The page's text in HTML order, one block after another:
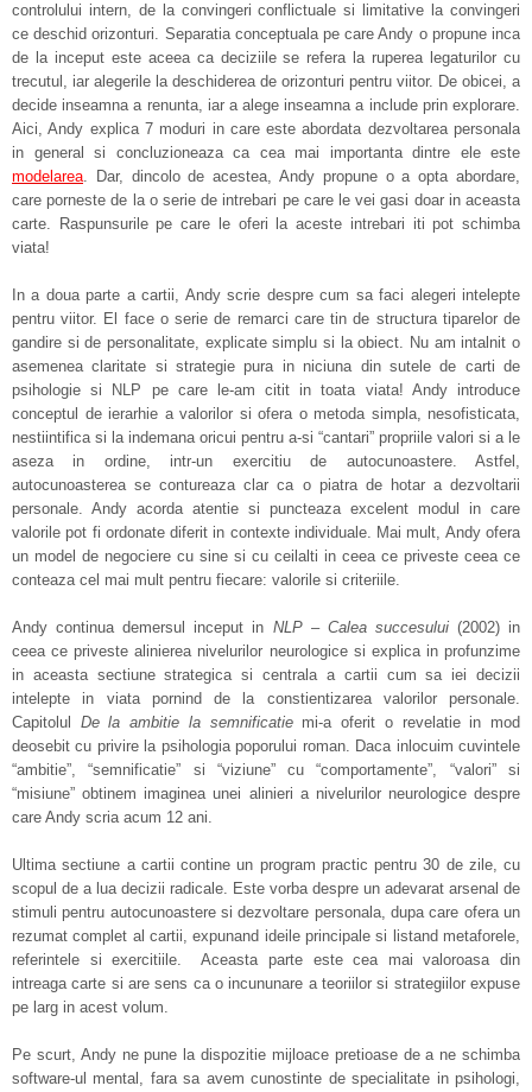
controlului intern, de la convingeri conflictuale si limitative la convingeri
ce deschid orizonturi. Separatia conceptuala pe care Andy o propune inca
de la inceput este aceea ca deciziile se refera la ruperea legaturilor cu
trecutul, iar alegerile la deschiderea de orizonturi pentru viitor. De obicei, a
decide inseamna a renunta, iar a alege inseamna a include prin explorare.
Aici, Andy explica 7 moduri in care este abordata dezvoltarea personala
in general si concluzioneaza ca cea mai importanta dintre ele este
modelarea. Dar, dincolo de acestea, Andy propune o a opta abordare,
care porneste de la o serie de intrebari pe care le vei gasi doar in aceasta
carte. Raspunsurile pe care le oferi la aceste intrebari iti pot schimba
viata!
In a doua parte a cartii, Andy scrie despre cum sa faci alegeri intelepte
pentru viitor. El face o serie de remarci care tin de structura tiparelor de
gandire si de personalitate, explicate simplu si la obiect. Nu am intalnit o
asemenea claritate si strategie pura in niciuna din sutele de carti de
psihologie si NLP pe care le-am citit in toata viata! Andy introduce
conceptul de ierarhie a valorilor si ofera o metoda simpla, nesofisticata,
nestiintifica si la indemana oricui pentru a-si “cantari” propriile valori si a le
aseza in ordine, intr-un exercitiu de autocunoastere. Astfel,
autocunoasterea se contureaza clar ca o piatra de hotar a dezvoltarii
personale. Andy acorda atentie si puncteaza excelent modul in care
valorile pot fi ordonate diferit in contexte individuale. Mai mult, Andy ofera
un model de negociere cu sine si cu ceilalti in ceea ce priveste ceea ce
conteaza cel mai mult pentru fiecare: valorile si criteriile.
Andy continua demersul inceput in NLP – Calea succesului(2002) in
ceea ce priveste alinierea nivelurilor neurologice si explica in profunzime
in aceasta sectiune strategica si centrala a cartii cum sa iei decizii
intelepte in viata pornind de la constientizarea valorilor personale.
Capitolul
De la ambitie la semnificatiemi-a oferit o revelatie in mod
deosebit cu privire la psihologia poporului roman. Daca inlocuim cuvintele
“ambitie”, “semnificatie” si “viziune” cu “comportamente”, “valori” si
“misiune” obtinem imaginea unei alinieri a nivelurilor neurologice despre
care Andy scria acum 12 ani.
Ultima sectiune a cartii contine un program practic pentru 30 de zile, cu
scopul de a lua decizii radicale. Este vorba despre un adevarat arsenal de
stimuli pentru autocunoastere si dezvoltare personala, dupa care ofera un
rezumat complet al cartii, expunand ideile principale si listand metaforele,
referintele si exercitiile. Aceasta parte este cea mai valoroasa din
intreaga carte si are sens ca o incununare a teoriilor si strategiilor expuse
pe larg in acest volum.
Pe scurt, Andy ne pune la dispozitie mijloace pretioase de a ne schimba
software-ul mental, fara sa avem cunostinte de specialitate in psihologi,